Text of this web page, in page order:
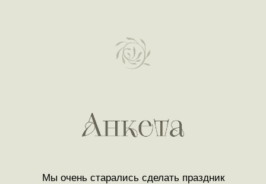
Мы очень старались сделать праздник